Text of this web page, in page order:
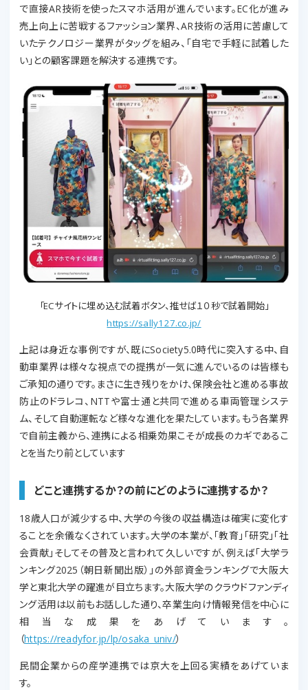
で直接AR技術を使ったスマホ活用が進んでいます。EC化が進み
売上向上に苦戦するファッション業界、AR技術の活用に苦慮して
いたテクノロジー業界がタッグを組み、「自宅で手軽に試着した
い」との顧客課題を解決する連携です。
「ECサイトに埋め込む試着ボタン、推せば１０秒で試着開始」
https://sally127.co.jp/
上記は身近な事例ですが、既にSociety5.0時代に突入する中、自
動車業界は様々な視点での提携が一気に進んでいるのは皆様も
ご承知の通りです。まさに生き残りをかけ、保険会社と進める事故
防止のドラレコ、NTTや富士通と共同で進める車両管理システ
ム、そして自動運転など様々な進化を果たしています。もう各業界
で自前主義から、連携による相乗効果こそが成長のカギであるこ
とを当たり前としています
どこと連携するか？の前にどのように連携するか？
18歳人口が減少する中、大学の今後の収益構造は確実に変化す
ることを余儀なくされています。大学の本業が、「教育」「研究」「社
会貢献」そしてその普及と言われて久しいですが、例えば「大学ラ
ンキング2025（朝日新聞出版）」の外部資金ランキングで大阪大
学と東北大学の躍進が目立ちます。大阪大学のクラウドファンディ
ング活用は以前もお話しした通り、卒業生向け情報発信を中心に
相当な成果をあげています。
（https://readyfor.jp/lp/osaka_univ/）
民間企業からの産学連携では京大を上回る実績をあげていま
す。